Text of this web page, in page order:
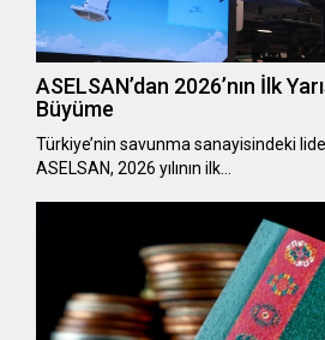
ASELSAN’dan 2026’nın İlk
Büyüme
Türkiye’nin savunma sanayisindeki
ASELSAN, 2026 yılının ilk…